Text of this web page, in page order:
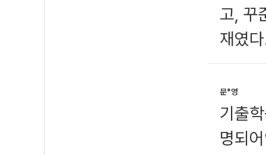
고, 꾸
재였
문*영
기출
명되